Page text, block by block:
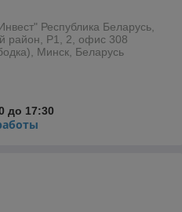
Республика Беларусь,
район, Р1, 2, офис 308
Минск, Беларусь
до 17:30